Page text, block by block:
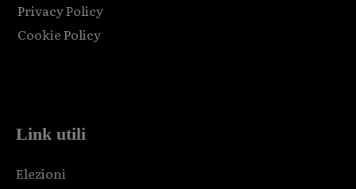
Privacy Policy
Cookie Policy
Link utili
Elezioni